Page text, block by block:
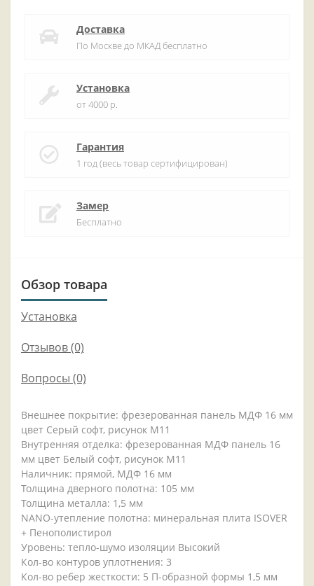
Доставка
По Москве до МКАД бесплатно
Установка
от 4000 р.
Гарантия
1 год (весь товар сертифицирован)
Замер
Бесплатно
Обзор товара
Установка
Отзывов (0)
Вопросы (0)
Внешнее покрытие: фрезерованная панель МДФ 16 мм
цвет Серый софт, рисунок М11
Внутренняя отделка: фрезерованная МДФ панель 16
мм цвет Белый софт, рисунок М11
Наличник: прямой, МДФ 16 мм
Толщина дверного полотна: 105 мм
Толщина металла: 1,5 мм
NANO-утепление полотна: минеральная плита ISOVER
+ Пенополистирол
Уровень: тепло-шумо изоляции Высокий
Кол-во контуров уплотнения: 3
Кол-во ребер жесткости: 5 П-образной формы 1,5 мм